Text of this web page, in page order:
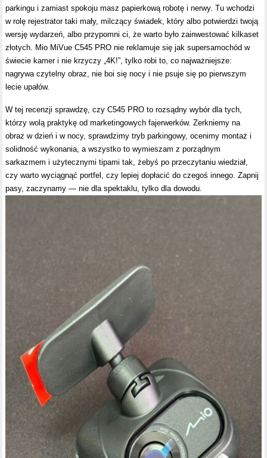
parkingu i zamiast spokoju masz papierkową robotę i nerwy. Tu wchodzi
w rolę rejestrator taki mały, milczący świadek, który albo potwierdzi twoją
wersję wydarzeń, albo przypomni ci, że warto było zainwestować kilkaset
złotych. Mio MiVue C545 PRO nie reklamuje się jak supersamochód w
świecie kamer i nie krzyczy „4K!”, tylko robi to, co najważniejsze:
nagrywa czytelny obraz, nie boi się nocy i nie psuje się po pierwszym
lecie upałów.
W tej recenzji sprawdzę, czy C545 PRO to rozsądny wybór dla tych,
którzy wolą praktykę od marketingowych fajerwerków. Zerkniemy na
obraz w dzień i w nocy, sprawdzimy tryb parkingowy, ocenimy montaż i
solidność wykonania, a wszystko to wymieszam z porządnym
sarkazmem i użytecznymi tipami tak, żebyś po przeczytaniu wiedział,
czy warto wyciągnąć portfel, czy lepiej dopłacić do czegoś innego. Zapnij
pasy, zaczynamy — nie dla spektaklu, tylko dla dowodu.